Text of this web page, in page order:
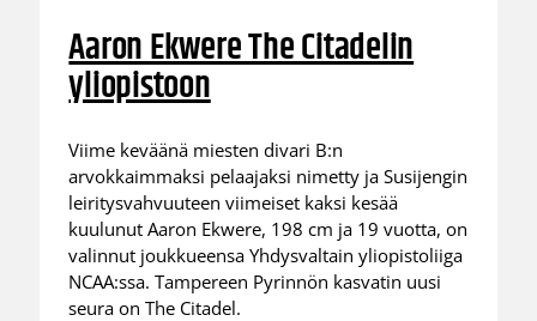
Aaron Ekwere The Citadelin
yliopistoon
Viime keväänä miesten divari B:n
arvokkaimmaksi pelaajaksi nimetty ja Susijengin
leiritysvahvuuteen viimeiset kaksi kesää
kuulunut Aaron Ekwere, 198 cm ja 19 vuotta, on
valinnut joukkueensa Yhdysvaltain yliopistoliiga
NCAA:ssa. Tampereen Pyrinnön kasvatin uusi
seura on The Citadel.